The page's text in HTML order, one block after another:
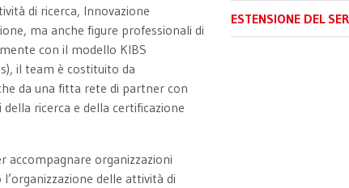
di ricerca, Innovazione
ma anche figure professionali di
con il modello KIBS
il team è costituito da
da una fitta rete di partner con
ricerca e della certificazione
accompagnare organizzazioni
delle attività di
ESTENSIONE DEL